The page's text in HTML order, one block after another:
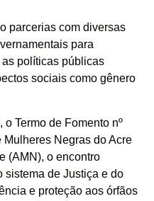
parcerias com diversas
para
políticas públicas
sociais como gênero
Termo de Fomento nº
Negras do Acre
(AMN), o encontro
sistema de Justiça e do
e proteção aos órfãos